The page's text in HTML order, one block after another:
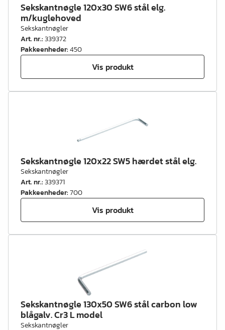
Sekskantnøgle 120x30 SW6 stål elg.
m/kuglehoved
Sekskantnøgler
Art. nr.:339372
Pakkeenheder:450
Vis produkt
Sekskantnøgle 120x22 SW5 hærdet stål elg.
Sekskantnøgler
Art. nr.:339371
Pakkeenheder:700
Vis produkt
Sekskantnøgle 130x50 SW6 stål carbon low
blågalv. Cr3 L model
Sekskantnøgler